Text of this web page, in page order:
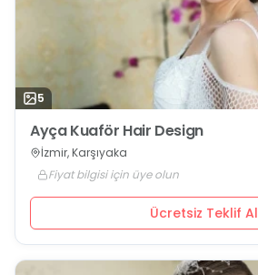
5
Ayça Kuaför Hair Design
İzmir, Karşıyaka
Fiyat bilgisi için üye olun
Ücretsiz Teklif Al